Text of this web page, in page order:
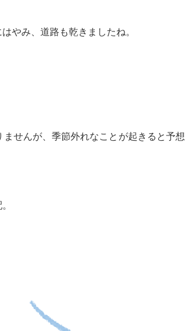
やみ、道路も乾きましたね。
せんが、季節外れなことが起きると予想